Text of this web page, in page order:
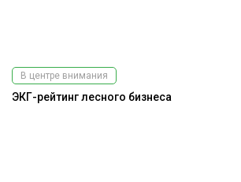
В центре внимания
ЭКГ-рейтинг лесного бизнеса